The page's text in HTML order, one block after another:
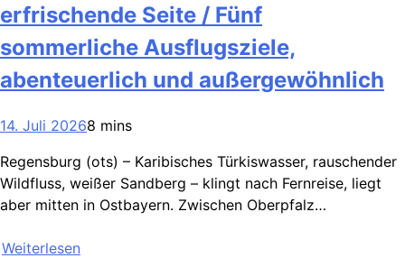
erfrischende Seite / Fünf
sommerliche Ausflugsziele,
abenteuerlich und außergewöhnlich
14. Juli 20268 mins
Regensburg (ots) – Karibisches Türkiswasser, rauschender
Wildfluss, weißer Sandberg – klingt nach Fernreise, liegt
aber mitten in Ostbayern. Zwischen Oberpfalz…
Weiterlesen